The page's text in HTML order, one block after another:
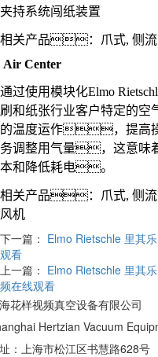
夹持系统闯纸装置
相关产品： 爪式, 侧
Air Center
通过使用模块化Elmo
刷和纸张行业客户特定的
的温度运作，提高
务调整用气量，这意味
本和降低耗电。
相关产品： 爪式, 侧
风机
下一篇： Elmo Rietschle 里其
观看
上一篇： Elmo Rietschle 里其
频在线观看
花样视频真空设备有限公司
Hertzian Vacuum
：上海市松江区书慧路628号